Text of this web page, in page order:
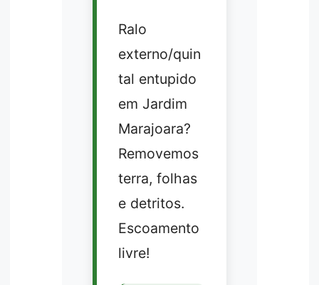
Ralo
externo/quin
tal entupido
em Jardim
Marajoara?
Removemos
terra, folhas
e detritos.
Escoamento
livre!